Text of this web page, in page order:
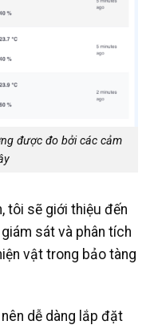
được đo bởi các cảm
tôi sẽ giới thiệu đến
sát và phân tích
vật trong bảo tàng
dễ dàng lắp đặt